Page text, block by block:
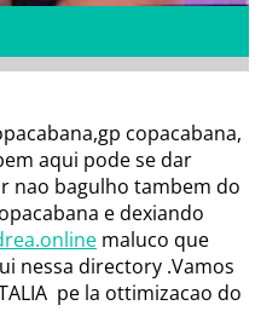
copacabana,
aqui pode se dar
nao bagulho tambem do
e dexiando
maluco que
nessa directory .Vamos
pe la ottimizacao do